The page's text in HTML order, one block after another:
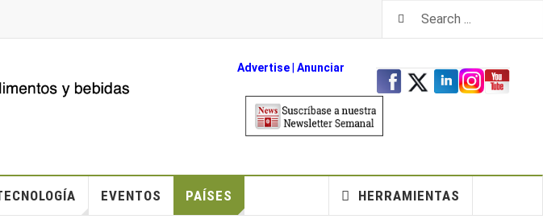
Advertise| Anunciar
EVENTOS PAÍSES HERRAMIENTAS